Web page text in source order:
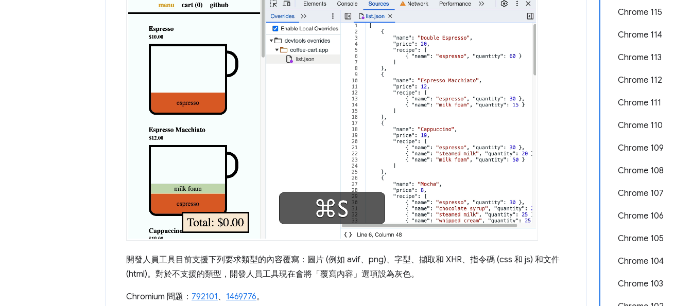
Chrome 115
Chrome 114
Chrome 113
Chrome 112
Chrome 111
Chrome 110
Chrome 109
Chrome 108
Chrome 107
Chrome 106
Chrome 105
Chrome 104
Chrome 103
開發人員工具目前支援下列要求類型的內容覆寫：圖片 (例如 avif、png)、字型、擷取和 XHR、指令碼 (css 和 js) 和文件
(html)。對於不支援的類型，開發人員工具現在會將「覆寫內容」 選項設為灰色。
Chromium 問題： 792101 、 1469776。